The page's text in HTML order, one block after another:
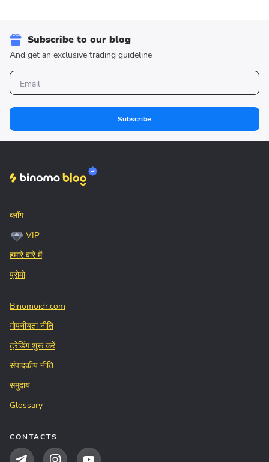
Subscribe to our blog
And get an exclusive trading guideline
Subscribe
ब्लॉग
VIP
हमारे बारे में
प्रोमो
Binomoidr.com
गोपनीयता नीति
ट्रेडिंग शुरू करें
संपादकीय नीति
समुदाय
Glossary
CONTACTS